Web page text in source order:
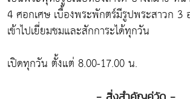
4 ศอกเศษ เบื้องพระพักตร์มีรูปพระสาวก 3
เข้าไปเยี่ยมชมและสักการะได้ทุกวัน
เปิดทุกวัน ตั้งแต่ 8.00-17.00 น.